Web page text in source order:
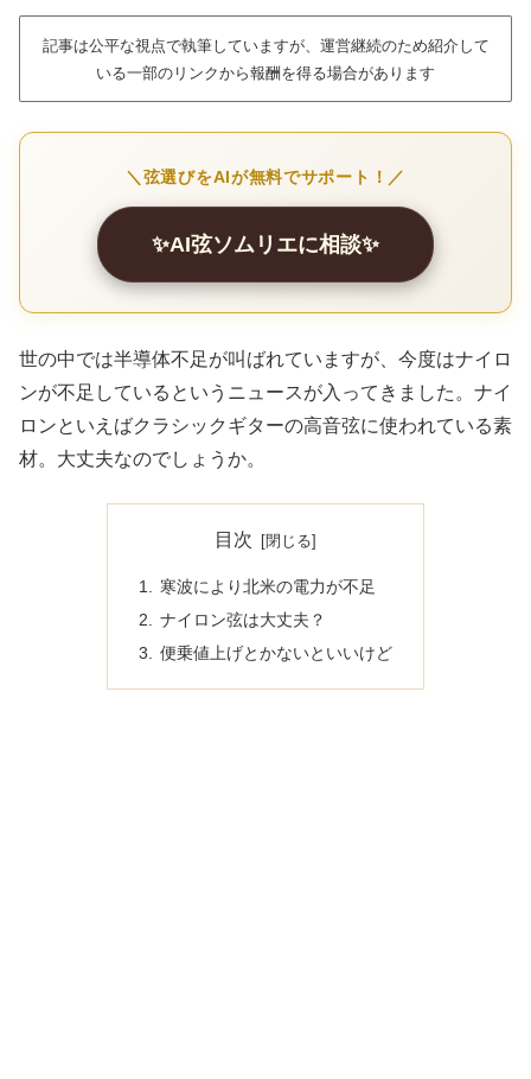
記事は公平な視点で執筆していますが、運営継続のため紹介して
いる一部のリンクから報酬を得る場合があります
＼弦選びをAIが無料でサポート！／
✨AI弦ソムリエに相談✨
世の中では半導体不足が叫ばれていますが、今度はナイロ
ンが不足しているというニュースが入ってきました。ナイ
ロンといえばクラシックギターの高音弦に使われている素
材。大丈夫なのでしょうか。
目次
寒波により北米の電力が不足
ナイロン弦は大丈夫？
便乗値上げとかないといいけど